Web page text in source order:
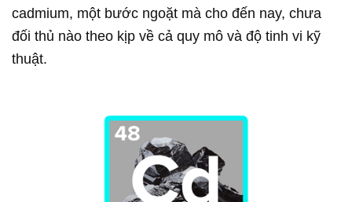
cadmium, một bước ngoặt mà cho đến nay, chưa
đối thủ nào theo kịp về cả quy mô và độ tinh vi kỹ
thuật.